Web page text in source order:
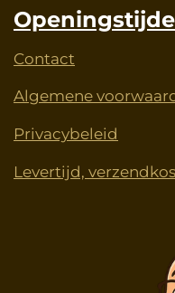
Contact
Algemene
Privacybeleid
Levertijd,